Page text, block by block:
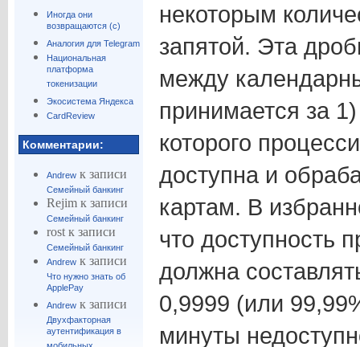
Иногда они
возвращаются (с)
Аналогия для Telegram
Национальная
платформа
токенизации
Экосистема Яндекса
CardReview
Комментарии:
Andrewк записи
Семейный банкинг
Rejimк записи
Семейный банкинг
rostк записи
Семейный банкинг
Andrewк записи
Что нужно знать об
ApplePay
Andrewк записи
Двухфакторная
аутентификация в
некоторым
запятой. Эта
между
принимается за
которого
доступна и
картам. В
что доступность
должна
0,9999 (или
минуты